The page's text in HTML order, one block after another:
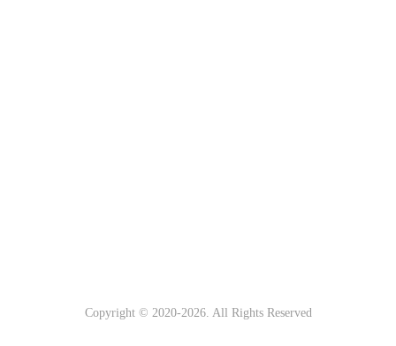
Copyright © 2020-2026. All Rights Reserved